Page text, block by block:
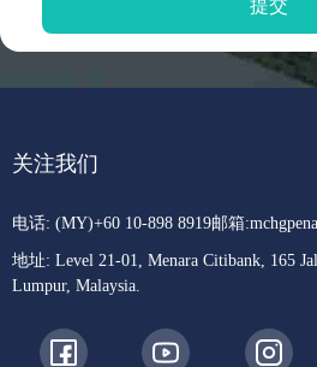
关注我们
电话: (MY)+60 10-898 8919邮箱:
地址: Level 21-01, Menara Citibank, 165
Lumpur, Malaysia.